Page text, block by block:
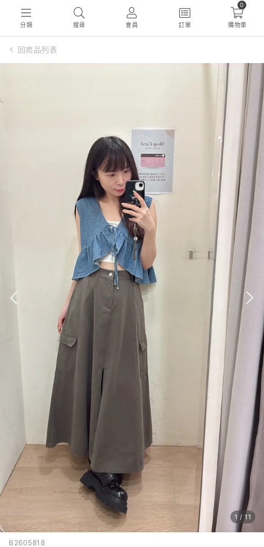
分類 搜尋 會員 訂單
0
購物車
回商品列表
1 /11
B2605818